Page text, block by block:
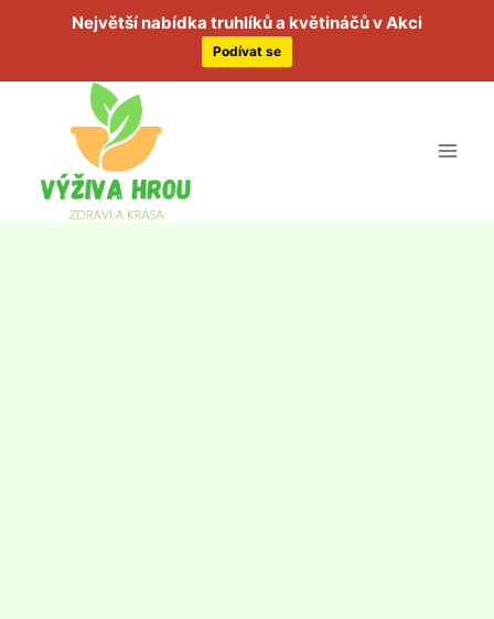
Největší nabídka truhlíků a květináčů v Akci
Podívat se